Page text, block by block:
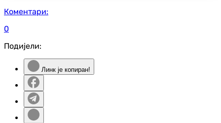
Коментари:
0
Подијели:
Линк је копиран!